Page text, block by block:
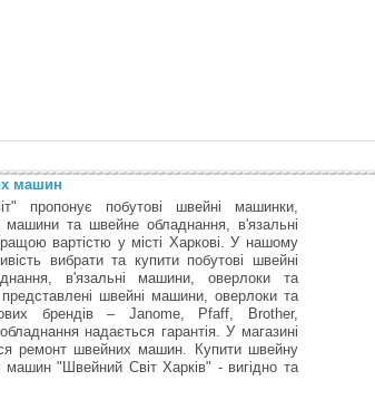
машин
пропонує побутові швейні машинки,
машини та швейне обладнання, в'язальні
вартістю у місті Харкові. У нашому
вибрати та купити побутові швейні
в'язальні машини, оверлоки та
швейні машини, оверлоки та
брендів – Janome, Pfaff, Brother,
надається гарантія. У магазині
ремонт швейних машин. Купити швейну
"Швейний Світ Харків" - вигідно та